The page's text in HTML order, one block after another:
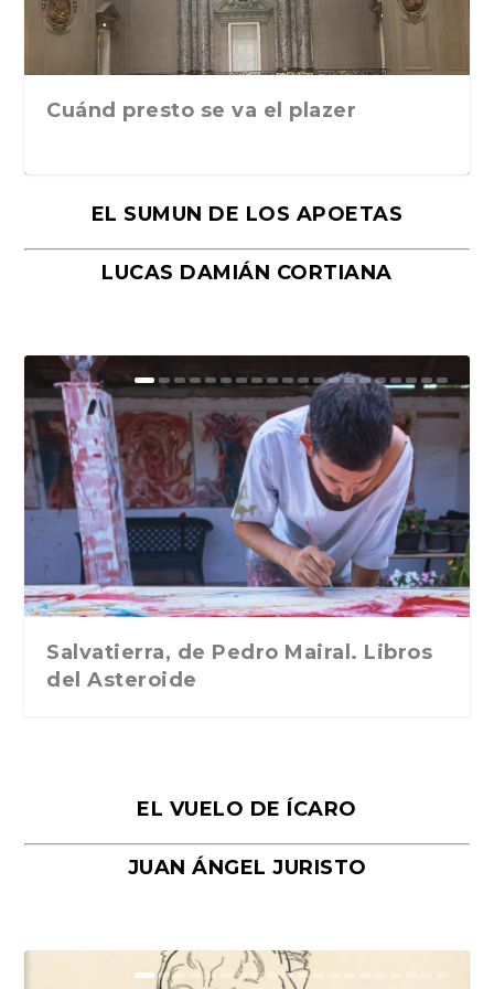
Cuánd presto se va el plazer
Moral, de Lyra Ekström Lindbäck.
Traducción de Car...
Revolución, de Hugo Gonçalves.
Libros del Asteroid...
«La música ha sido el gran amor de
mi vida». Esthe...
«El barman del Ritz», de Philippe
Collin. Traducci...
Mañanas de editorial, noches de
Bocaccio
EL SUMUN DE LOS APOETAS
LUCAS DAMIÁN CORTIANA
Salvatierra, de Pedro Mairal. Libros
del Asteroide
EL VUELO DE ÍCARO
JUAN ÁNGEL JURISTO